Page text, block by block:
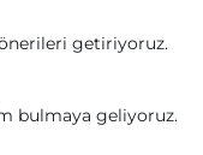
getiriyoruz.
bulmaya geliyoruz.